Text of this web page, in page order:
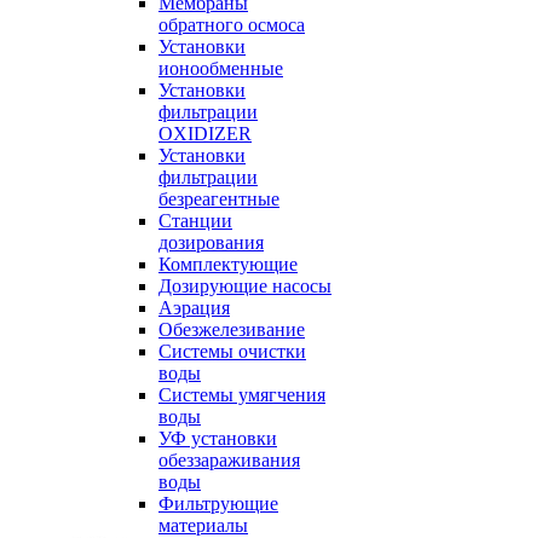
обратного осмоса
Установки
ионообменные
Установки
фильтрации
OXIDIZER
Установки
фильтрации
безреагентные
Станции
дозирования
Комплектующие
Дозирующие насосы
Аэрация
Обезжелезивание
Системы очистки
воды
Системы умягчения
воды
УФ установки
обеззараживания
воды
Фильтрующие
материалы